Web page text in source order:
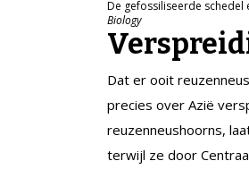
De gefossiliseerde schedel
Biology
Dat er ooit
precies over Azië
reuzenneushoorns,
terwijl ze door